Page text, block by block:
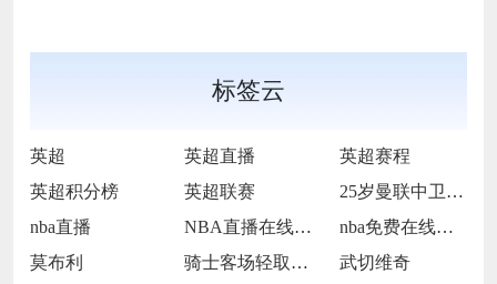
标签云
英超 英超直播
英超赛程
英超积分榜
英超联赛
25岁曼联中卫德里赫特
nba直播
NBA直播在线观看
nba免费在线高清直播
莫布利
骑士客场轻取篮网
武切维奇